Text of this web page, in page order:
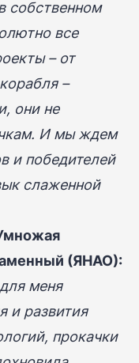
собственном
все
– от
–
они не
И мы ждем
и победителей
слаженной
(ЯНАО):
меня
и развития
прокачки